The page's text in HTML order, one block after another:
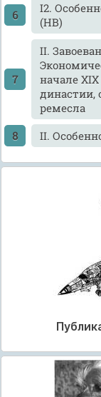
I2.
(НВ)
II.
начале
династии,
ремесла
II.